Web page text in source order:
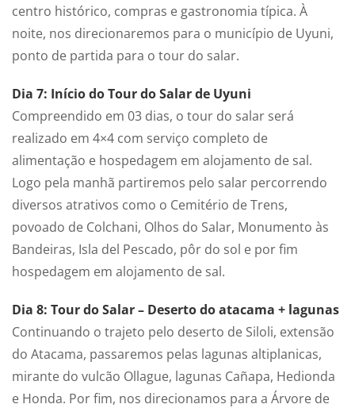
centro histórico, compras e gastronomia típica. À
noite, nos direcionaremos para o município de Uyuni,
ponto de partida para o tour do salar.
Dia 7: Início do Tour do Salar de Uyuni
Compreendido em 03 dias, o tour do salar será
realizado em 4×4 com serviço completo de
alimentação e hospedagem em alojamento de sal.
Logo pela manhã partiremos pelo salar percorrendo
diversos atrativos como o Cemitério de Trens,
povoado de Colchani, Olhos do Salar, Monumento às
Bandeiras, Isla del Pescado, pôr do sol e por fim
hospedagem em alojamento de sal.
Dia 8: Tour do Salar – Deserto do atacama + lagunas
Continuando o trajeto pelo deserto de Siloli, extensão
do Atacama, passaremos pelas lagunas altiplanicas,
mirante do vulcão Ollague, lagunas Cañapa, Hedionda
e Honda. Por fim, nos direcionamos para a Árvore de